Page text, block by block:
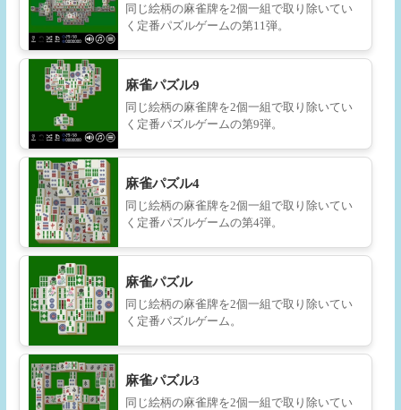
同じ絵柄の麻雀牌を2個一組で取り除いてい
く定番パズルゲームの第11弾。
麻雀パズル9
同じ絵柄の麻雀牌を2個一組で取り除いてい
く定番パズルゲームの第9弾。
麻雀パズル4
同じ絵柄の麻雀牌を2個一組で取り除いてい
く定番パズルゲームの第4弾。
麻雀パズル
同じ絵柄の麻雀牌を2個一組で取り除いてい
く定番パズルゲーム。
麻雀パズル3
同じ絵柄の麻雀牌を2個一組で取り除いてい